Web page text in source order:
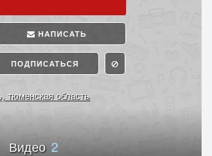
НАПИСАТЬ
ПОДПИСАТЬСЯ
тюменская область
Видео 2